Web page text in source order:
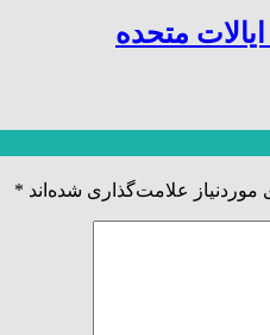
ایالات متحده
علامت‌گذاری شده‌اند *